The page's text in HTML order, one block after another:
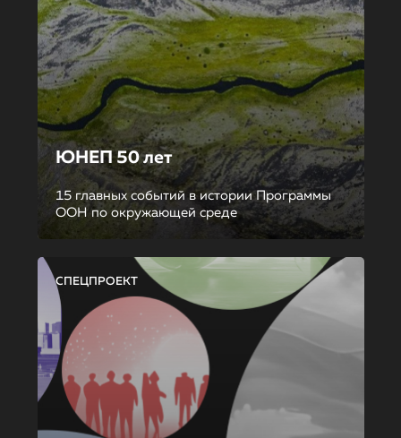
ЮНЕП 50 лет
15 главных событий в истории Программы
ООН по окружающей среде
СПЕЦПРОЕКТ